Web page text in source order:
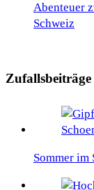
Abenteuer
Schweiz
Zufallsbeiträge
Sommer im